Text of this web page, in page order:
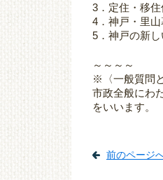
3．定住・移
4．神戸・里
5．神戸の新
～～～～
※〈一般質問と
市政全般にわ
をいいます。
前のページ